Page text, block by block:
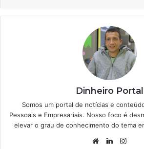
Dinheiro Portal
Somos um portal de notícias e
Pessoais e Empresariais. Nosso foco é
elevar o grau de conhecimento do tema
WebsiteLinkedin